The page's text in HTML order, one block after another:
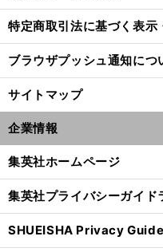
特定商取引法に基づく表示
ブラウザプッシュ通知につ
サイトマップ
企業情報
集英社ホームページ
集英社プライバシーガイド
SHUEISHA Privacy